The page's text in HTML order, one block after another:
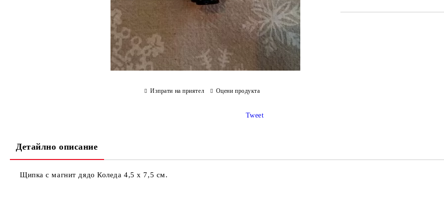
Изпрати на приятел Оцени продукта
Tweet
Детайлно описание
Щипка с магнит дядо Коледа 4,5 х 7,5 см.